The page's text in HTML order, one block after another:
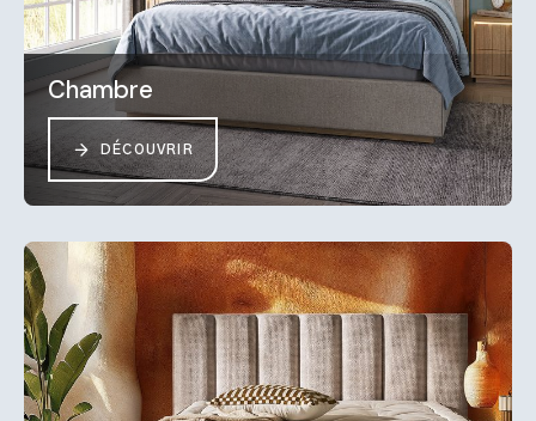
Chambre
DÉCOUVRIR